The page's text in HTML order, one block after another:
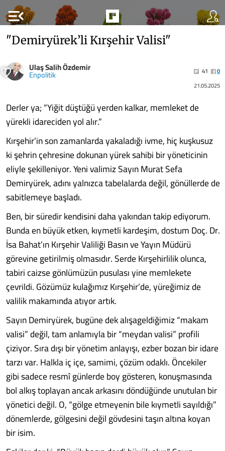
menu_open
"Demiryürek’li Kırşehir Valisi"
Ulaş Salih Özdemir
Enpolitik 41
0
21.05.2025
Derler ya; “Yiğit düştüğü yerden kalkar, memleket de
yürekli idareciden yol alır.”
Kırşehir’in son zamanlarda yakaladığı ivme, hiç kuşkusuz
ki şehrin çehresine dokunan yürek sahibi bir yöneticinin
eliyle şekilleniyor. Yeni valimiz Sayın Murat Sefa
Demiryürek, adını yalnızca tabelalarda değil, gönüllerde de
sabitlemeye başladı.
Ben, bir süredir kendisini daha yakından takip ediyorum.
Bunda en büyük etken, kıymetli kardeşim, dostum Doç. Dr.
İsa Bahat’ın Kırşehir Valiliği Basın ve Yayın Müdürü
görevine getirilmiş olmasıdır. Serde Kırşehirlilik olunca,
tabiri caizse gönlümüzün pusulası yine memlekete
çevrildi. Gözümüz kulağımız Kırşehir’de, yüreğimiz de
valilik makamında atıyor artık.
Sayın Demiryürek, bugüne dek alışageldiğimiz “makam
valisi” değil, tam anlamıyla bir “meydan valisi” profili
çiziyor. Sıra dışı bir yönetim anlayışı, ezber bozan bir idare
tarzı var. Halkla iç içe, samimi, çözüm odaklı. Öncekiler
gibi sadece resmî günlerde boy gösteren, konuşmasında
bol alkış toplayan ancak arkasını döndüğünde unutulan bir
yönetici değil. O, “gölge etmeyenin bile kıymetli sayıldığı”
dönemlerde, gölgesini değil gövdesini taşın altına koyan
bir isim.